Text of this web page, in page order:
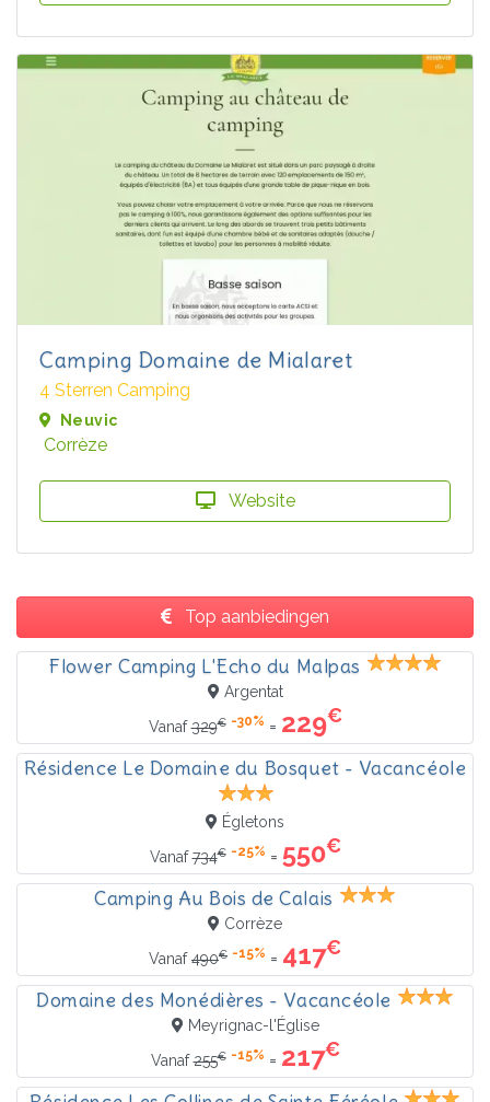
Camping Domaine de Mialaret
4 Sterren Camping
Neuvic
Corrèze
Website
Top aanbiedingen
Flower Camping L'Echo du Malpas
Argentat
Vanaf329€ -30% = 229€
Résidence Le Domaine du Bosquet - Vacancéole
Égletons
Vanaf734€ -25% = 550€
Camping Au Bois de Calais
Corrèze
Vanaf490€ -15% = 417€
Domaine des Monédières - Vacancéole
Meyrignac-l'Église
Vanaf255€ -15% = 217€